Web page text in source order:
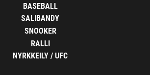
BASEBALL
SALIBANDY
SNOOKER
RALLI
NYRKKEILY / UFC